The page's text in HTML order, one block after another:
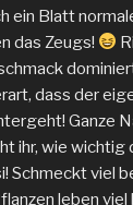
ein Blatt
das Zeugs!
dass der
Ganze
ihr, wie wichtig
Schmeckt viel
leben viel